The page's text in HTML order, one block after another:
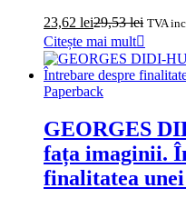
23,62 lei29,53lei TVA
Citește mai mult
Paperback
GEORGES
fața imaginii.
finalitatea